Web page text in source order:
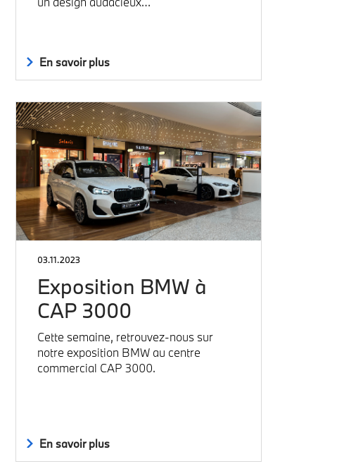
En savoir plus
03.11.2023
Exposition BMW à
CAP 3000
Cette semaine, retrouvez-nous sur
notre exposition BMW au centre
commercial CAP 3000.
En savoir plus